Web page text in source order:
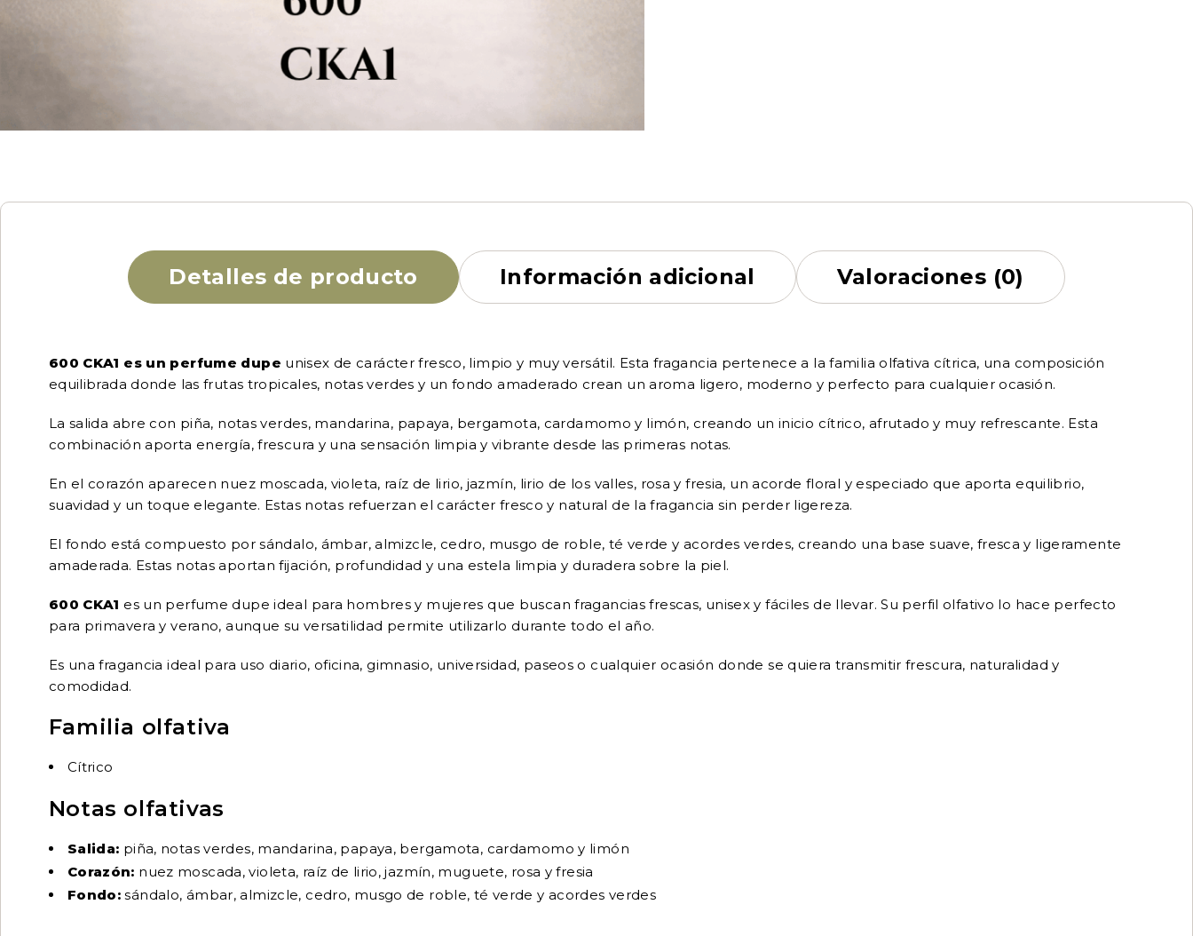
Detalles de producto Información adicional Valoraciones (0)
600 CKA1 es un perfume dupe unisex de carácter fresco, limpio y muy versátil. Esta fragancia pertenece a la familia olfativa cítrica, una composición
equilibrada donde las frutas tropicales, notas verdes y un fondo amaderado crean un aroma ligero, moderno y perfecto para cualquier ocasión.
La salida abre con piña, notas verdes, mandarina, papaya, bergamota, cardamomo y limón, creando un inicio cítrico, afrutado y muy refrescante. Esta
combinación aporta energía, frescura y una sensación limpia y vibrante desde las primeras notas.
En el corazón aparecen nuez moscada, violeta, raíz de lirio, jazmín, lirio de los valles, rosa y fresia, un acorde floral y especiado que aporta equilibrio,
suavidad y un toque elegante. Estas notas refuerzan el carácter fresco y natural de la fragancia sin perder ligereza.
El fondo está compuesto por sándalo, ámbar, almizcle, cedro, musgo de roble, té verde y acordes verdes, creando una base suave, fresca y ligeramente
amaderada. Estas notas aportan fijación, profundidad y una estela limpia y duradera sobre la piel.
600 CKA1 es un perfume dupe ideal para hombres y mujeres que buscan fragancias frescas, unisex y fáciles de llevar. Su perfil olfativo lo hace perfecto
para primavera y verano, aunque su versatilidad permite utilizarlo durante todo el año.
Es una fragancia ideal para uso diario, oficina, gimnasio, universidad, paseos o cualquier ocasión donde se quiera transmitir frescura, naturalidad y
comodidad.
Familia olfativa
Cítrico
Notas olfativas
Salida: piña, notas verdes, mandarina, papaya, bergamota, cardamomo y limón
Corazón: nuez moscada, violeta, raíz de lirio, jazmín, muguete, rosa y fresia
Fondo: sándalo, ámbar, almizcle, cedro, musgo de roble, té verde y acordes verdes